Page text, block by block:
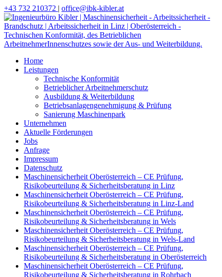
+43 732 210372 | office@ibk-kibler.at
Home
Leistungen
Technische Konformität
Betrieblicher Arbeitnehmerschutz
Ausbildung & Weiterbildung
Betriebsanlagengenehmigung & Prüfung
Sanierung Maschinenpark
Unternehmen
Aktuelle Förderungen
Jobs
Anfrage
Impressum
Datenschutz
Maschinensicherheit Oberösterreich – CE Prüfung,
Risikobeurteilung & Sicherheitsberatung in Linz
Maschinensicherheit Oberösterreich – CE Prüfung,
Risikobeurteilung & Sicherheitsberatung in Linz-Land
Maschinensicherheit Oberösterreich – CE Prüfung,
Risikobeurteilung & Sicherheitsberatung in Wels
Maschinensicherheit Oberösterreich – CE Prüfung,
Risikobeurteilung & Sicherheitsberatung in Wels-Land
Maschinensicherheit Oberösterreich – CE Prüfung,
Risikobeurteilung & Sicherheitsberatung in Oberösterreich
Maschinensicherheit Oberösterreich – CE Prüfung,
Risikobeurteilung & Sicherheitsberatung in Rohrbach